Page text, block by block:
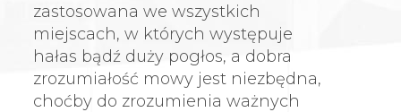
zastosowana we wszystkich
miejscach, w których występuje
hałas bądź duży pogłos, a dobra
zrozumiałość mowy jest niezbędna,
choćby do zrozumienia ważnych